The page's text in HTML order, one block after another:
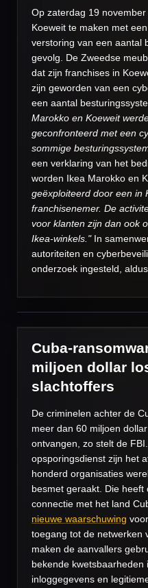
Op zaterdag 19
Koeweit te maken met
verstoring van een aantal
gevolg. De Zweedse
dat zijn franchises in
zijn geworden van een
een aantal
Marokko en Koeweit
geconfronteerd met een
sommige
een verklaring van het
worden Ikea Marokko en
geëxploiteerd door een in
franchisenemer. De
voor klanten zijn dan ook
Ikea-winkels."In
autoriteiten en
onderzoek ingesteld,
Cuba-
miljoen dollar
slachtoffers
De criminelen achter de
meer dan 60 miljoen
ontvangen, zo stelt de
opsporingsdienst zijn het
honderd organisaties
besmet geraakt. Die
connectie met het land
nieuwe waarschuwing
toegang tot de netwerken
maken de aanvallers
bekende kwetsbaarheden
inloggegevens en